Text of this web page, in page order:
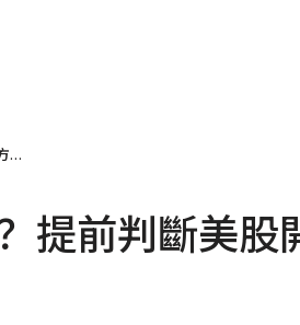
道瓊期指電子盤怎麼看？提前判斷美股開盤方向的關鍵訊號
提前判斷美股